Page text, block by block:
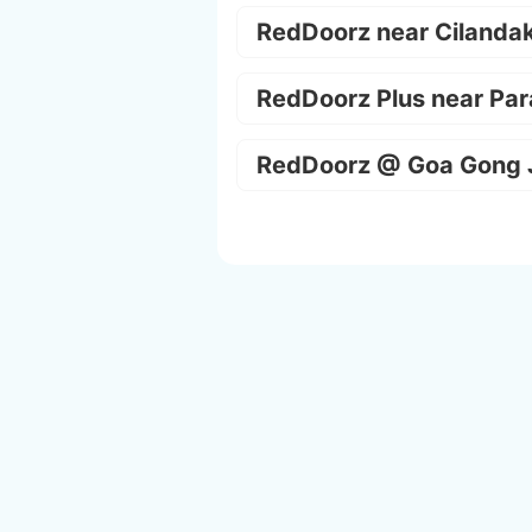
RedDoorz near
RedDoorz Plus near
RedDoorz @ Goa